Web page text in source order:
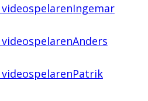
Ingemar
Anders
Patrik